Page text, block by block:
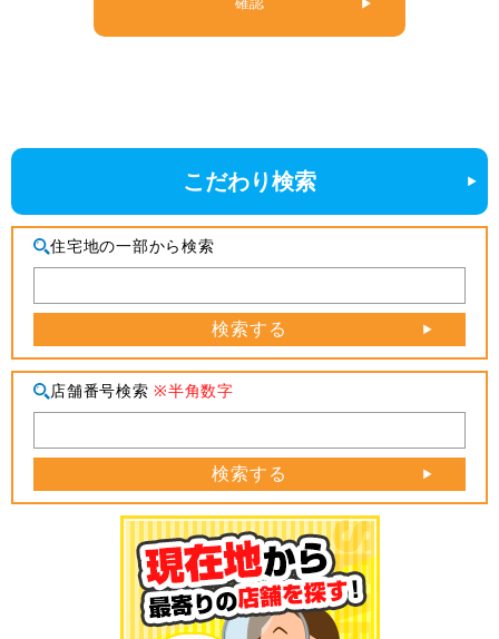
こだわり検索
住宅地の一部から検索
検索する
店舗番号検索※半角数字
検索する